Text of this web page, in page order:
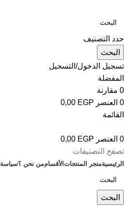
حدد التصنيف
البحث
تسجيل الدخول/التسجيل
المفضلة
0 مقارنة
0 العنصر 0,00 EGP
القائمة
0 العنصر 0,00 EGP
تصفح التصنيفات
الرئيسيةمتجر المنتجات الأقساممن نحن ؟سياسة
البحث